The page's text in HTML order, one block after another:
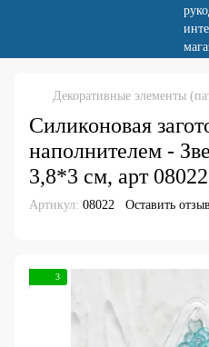
Декоративные элементы
Силиконовая
наполнителем -
3,8*3 см, арт
Артикул: 08022 Оставить отзыв
3